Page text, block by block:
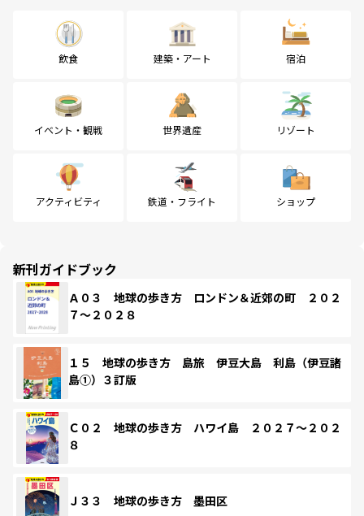
飲食 建築・アート 宿泊
イベント・観戦 世界遺産 リゾート
アクティビティ 鉄道・フライト ショップ
新刊ガイドブック
Ａ０３ 地球の歩き方 ロンドン＆近郊の町 ２０２
７～２０２８
１５ 地球の歩き方 島旅 伊豆大島 利島（伊豆諸
島①）３訂版
Ｃ０２ 地球の歩き方 ハワイ島 ２０２７～２０２
８
Ｊ３３ 地球の歩き方 墨田区